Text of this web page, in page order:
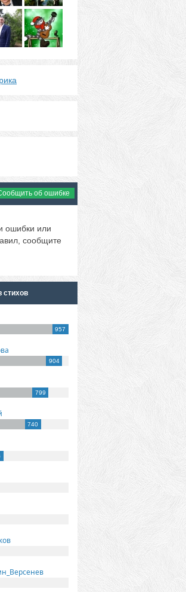
об ошибке
ошибки или
сообщите
стихов
957
904
799
740